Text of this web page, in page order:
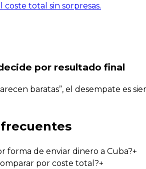
coste total sin sorpresas.
por resultado final
baratas”, el desempate es
forma de enviar dinero a Cuba?+
por coste total?+